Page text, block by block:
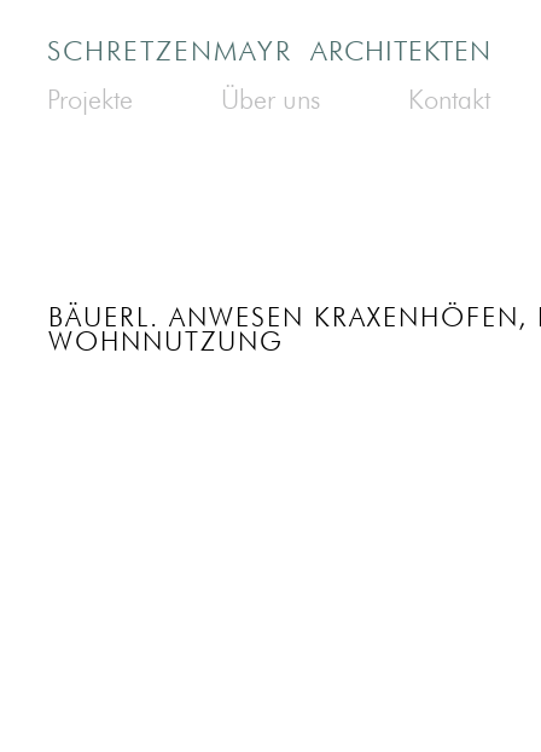
SCHRETZENMAYR ARCHITEKTEN
Projekte Über uns Kontakt
BÄUERL. ANWESEN
WOHNNUTZUNG